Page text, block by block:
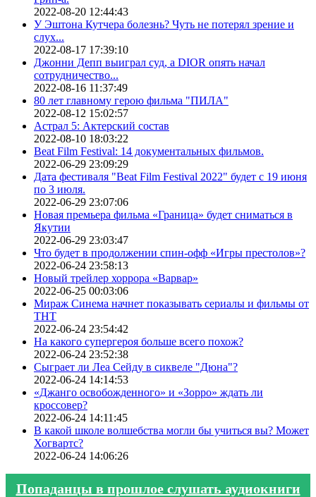
2022-08-20 12:44:43
У Эштона Кутчера болезнь? Чуть не потерял зрение и
слух...
2022-08-17 17:39:10
Джонни Депп выиграл суд, а DIOR опять начал
сотрудничество...
2022-08-16 11:37:49
80 лет главному герою фильма "ПИЛА"
2022-08-12 15:02:57
Астрал 5: Актерский состав
2022-08-10 18:03:22
Beat Film Festival: 14 документальных фильмов.
2022-06-29 23:09:29
Дата фестиваля "Beat Film Festival 2022" будет с 19 июня
по 3 июля.
2022-06-29 23:07:06
Новая премьера фильма «Граница» будет сниматься в
Якутии
2022-06-29 23:03:47
Что будет в продолжении спин-офф «Игры престолов»?
2022-06-24 23:58:13
Новый трейлер хоррора «Варвар»
2022-06-25 00:03:06
Мираж Синема начнет показывать сериалы и фильмы от
ТНТ
2022-06-24 23:54:42
На какого супергероя больше всего похож?
2022-06-24 23:52:38
Сыграет ли Леа Сейду в сиквеле "Дюна"?
2022-06-24 14:14:53
«Джанго освобожденного» и «Зорро» ждать ли
кроссовер?
2022-06-24 14:11:45
В какой школе волшебства могли бы учиться вы? Может
Хогвартс?
2022-06-24 14:06:26
Попаданцы в прошлое слушать аудиокниги